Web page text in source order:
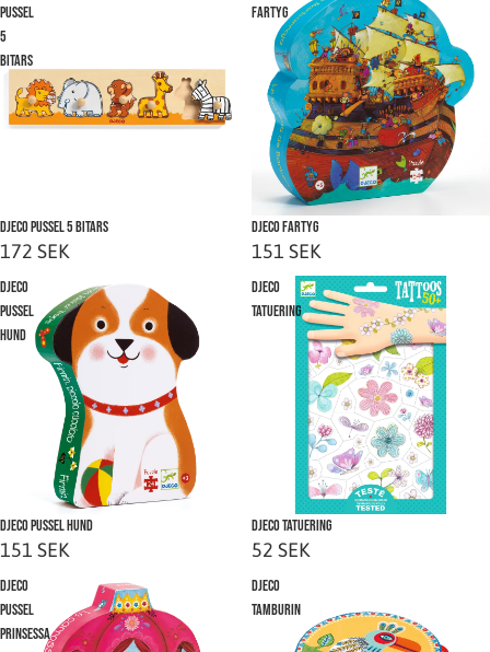
Pussel
5
bitars
Slutsåld
Djeco Pussel 5 bitars
172 SEK
Fartyg
Slutsåld
Djeco Fartyg
151 SEK
Djeco
Pussel
Hund
Slutsåld
Djeco Pussel Hund
151 SEK
Djeco
Tatuering
Slutsåld
Djeco Tatuering
52 SEK
Djeco
Pussel
prinsessa
Djeco
Tamburin